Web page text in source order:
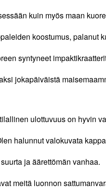
kuin myös maan
koostumus, palanut
syntyneet
jokapäiväistä
ulottuvuus on hyvin
halunnut valokuvata
ja äärettömän vanhaa.
meitä luonnon